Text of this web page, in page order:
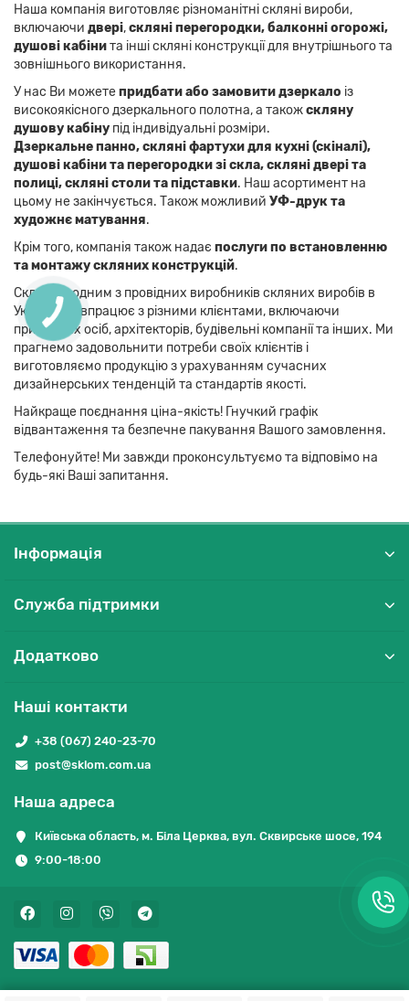
Наша компанія виготовляє різноманітні скляні вироби,
включаючи двері,скляні перегородки, балконні огорожі,
душові кабінита інші скляні конструкції для внутрішнього та
зовнішнього використання.
У нас Ви можетепридбати або замовити дзеркало із
високоякісного дзеркального полотна, а такожскляну
душову кабіну під індивідуальні розміри.
Дзеркальне панно,скляні фартухи для кухні (скіналі),
душові кабіни та перегородки зі скла, скляні двері та
полиці, скляні столи та підставки. Наш асортимент на
цьому не закінчується. Також можливий УФ-друк та
художнє матування.
Крім того, компанія також надає послуги по встановленню
та монтажу скляних конструкцій.
Скло-М є одним з провідних виробників скляних виробів в
Україні і співпрацює з різними клієнтами, включаючи
приватних осіб, архітекторів, будівельні компанії та інших. Ми
прагнемо задовольнити потреби своїх клієнтів і
виготовляємо продукцію з урахуванням сучасних
дизайнерських тенденцій та стандартів якості.
Найкраще поєднання ціна-якість! Гнучкий графік
відвантаження та безпечне пакування Вашого замовлення.
Телефонуйте! Ми завжди проконсультуємо та відповімо на
будь-які Ваші запитання.
Інформація
Служба підтримки
Додатково
Наші контакти
+38 (067) 240-23-70
post@sklom.com.ua
Наша адреса
Київська область, м. Біла Церква, вул. Сквирське шосе, 194
9:00-18:00